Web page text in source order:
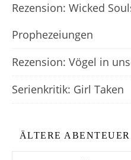
Rezension: Wicked
Prophezeiungen
Rezension: Vögel in
Serienkritik: Girl Taken
ÄLTERE